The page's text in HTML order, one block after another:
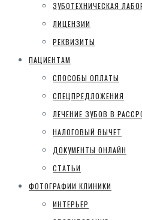
ЗУБОТЕХНИЧЕСКАЯ
ЛИЦЕНЗИИ
РЕКВИЗИТЫ
ПАЦИЕНТАМ
СПОСОБЫ ОПЛАТЫ
СПЕЦПРЕДЛОЖЕНИЯ
ЛЕЧЕНИЕ ЗУБОВ В
НАЛОГОВЫЙ ВЫЧЕТ
ДОКУМЕНТЫ ОНЛАЙН
СТАТЬИ
ФОТОГРАФИИ КЛИНИКИ
ИНТЕРЬЕР